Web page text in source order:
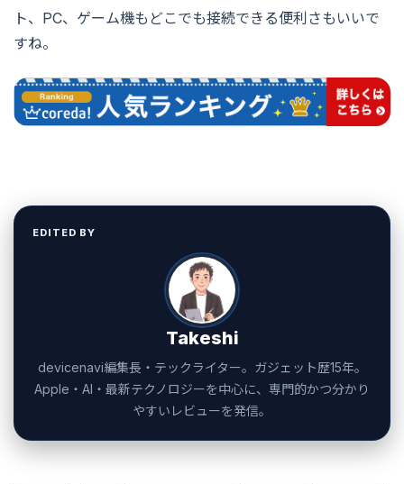
ト、PC、ゲーム機もどこでも接続できる便利さもいいで
すね。
EDITED BY
Takeshi
devicenavi編集長・テックライター。ガジェット歴15年。
Apple・AI・最新テクノロジーを中心に、専門的かつ分かり
やすいレビューを発信。